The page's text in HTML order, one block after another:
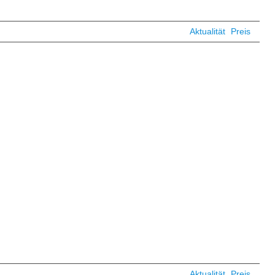
Aktualität Preis